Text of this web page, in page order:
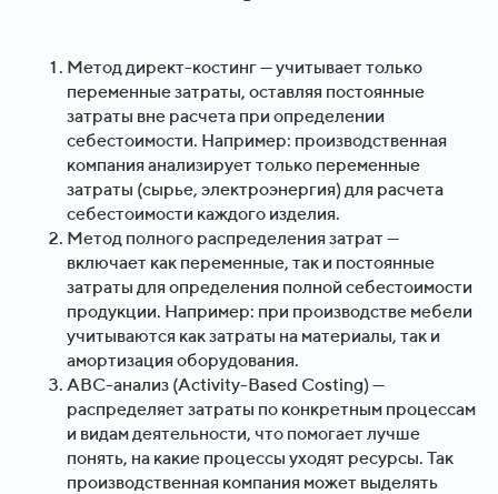
Метод директ-костинг — учитывает только
переменные затраты, оставляя постоянные
затраты вне расчета при определении
себестоимости. Например: производственная
компания анализирует только переменные
затраты (сырье, электроэнергия) для расчета
себестоимости каждого изделия.
Метод полного распределения затрат —
включает как переменные, так и постоянные
затраты для определения полной себестоимости
продукции. Например: при производстве мебели
учитываются как затраты на материалы, так и
амортизация оборудования.
ABC-анализ (Activity-Based Costing) —
распределяет затраты по конкретным процессам
и видам деятельности, что помогает лучше
понять, на какие процессы уходят ресурсы. Так
производственная компания может выделять